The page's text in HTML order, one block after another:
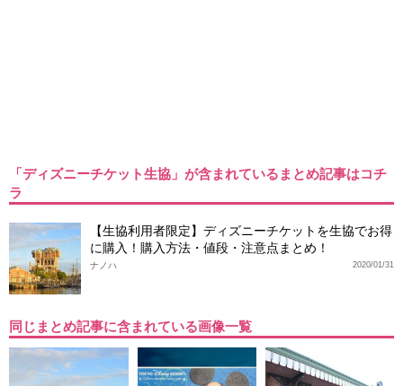
「ディズニーチケット生協」が含まれているまとめ記事はコチ
ラ
【生協利用者限定】ディズニーチケットを生協でお得
に購入！購入方法・値段・注意点まとめ！
2020/01/31
ナノハ
同じまとめ記事に含まれている画像一覧